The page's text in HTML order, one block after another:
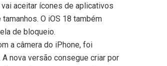
aceitar ícones de aplicativos
O iOS 18 também
de bloqueio.
a câmera do iPhone, foi
nova versão consegue criar por